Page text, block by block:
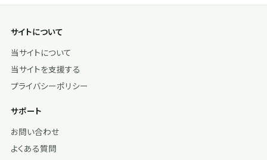
サイトについて
当サイトについて
当サイトを支援する
プライバシーポリシー
サポート
お問い合わせ
よくある質問